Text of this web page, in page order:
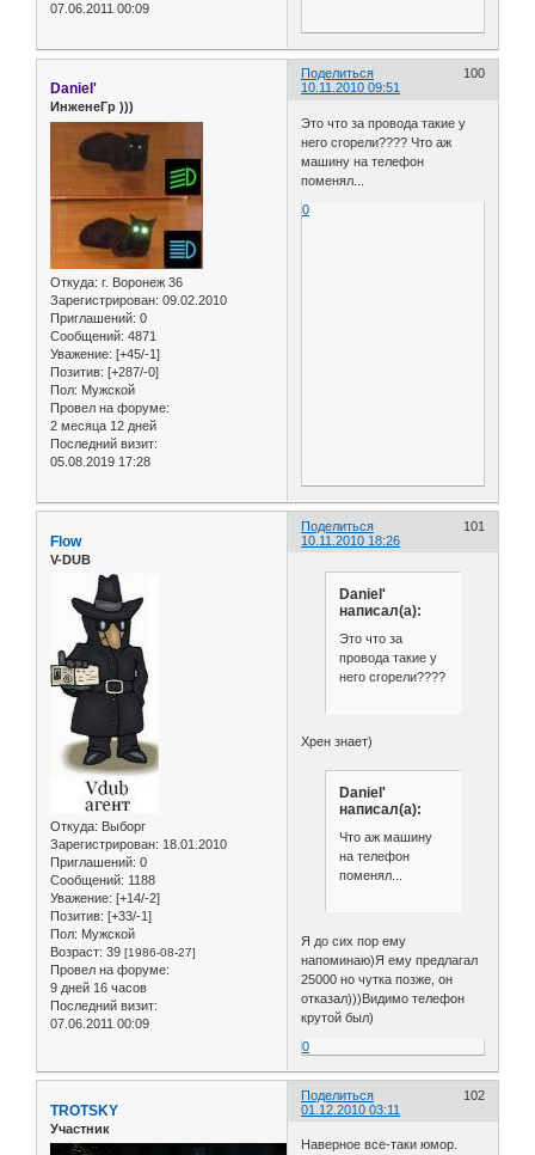
07.06.2011 00:09
Поделиться
100
10.11.2010 09:51
Daniel'
ИнженеГр )))
Откуда: г. Воронеж 36
Зарегистрирован: 09.02.2010
Приглашений: 0
Сообщений: 4871
Уважение: [+45/-1]
Позитив: [+287/-0]
Пол: Мужской
Провел на форуме:
2 месяца 12 дней
Последний визит:
05.08.2019 17:28
Это что за провода такие у
него сгорели???? Что аж
машину на телефон
поменял...
0
Поделиться
101
10.11.2010 18:26
Flow
V-DUB
Откуда: Выборг
Зарегистрирован: 18.01.2010
Приглашений: 0
Сообщений: 1188
Уважение: [+14/-2]
Позитив: [+33/-1]
Пол: Мужской
Возраст: 39 [1986-08-27]
Провел на форуме:
9 дней 16 часов
Последний визит:
07.06.2011 00:09
Daniel'
написал(а):
Это что за
провода такие у
него сгорели????
Хрен знает)
Daniel'
написал(а):
Что аж машину
на телефон
поменял...
Я до сих пор ему
напоминаю)Я ему предлагал
25000 но чутка позже, он
отказал)))Видимо телефон
крутой был)
0
Поделиться
102
01.12.2010 03:11
TROTSKY
Участник
Наверное все-таки юмор.